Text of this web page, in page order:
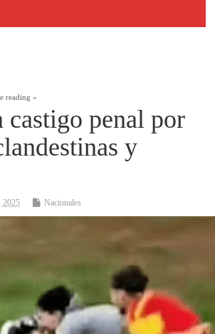
reading »
castigo penal por
y
2025 Nacionales